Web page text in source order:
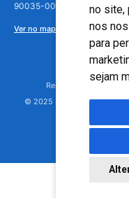
no site,
nos
para
sejam
90035-001
Ver no mapa
Responsável Técnico:
© 2025 - Hospital Moinhos